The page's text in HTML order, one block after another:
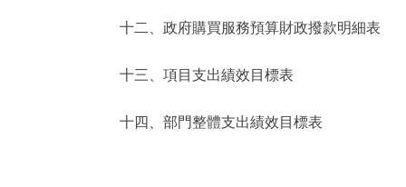
十二、政府購買服務預算財政撥款明細表
十三、項目支出績效目標表
十四、部門整體支出績效目標表